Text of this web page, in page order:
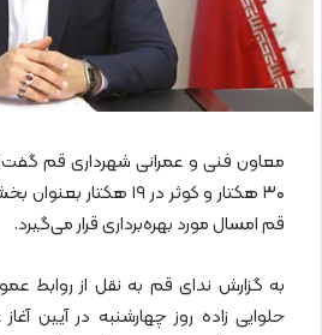
معاون فنی و عمرانی شهرداری قم
۳۰ هکتار و کوثر در ۱۹
قم امسال مورد بهره‌برداری قرار می‌گیرد.
به گزارش ندای قم به نقل از روابط
حلوایی زاده روز چهارشنبه در آیین